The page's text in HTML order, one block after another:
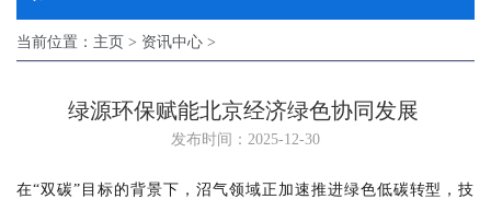
当前位置： 主页 > 资讯中心 >
绿源环保赋能北京经济绿色协同发展
发布时间：2025-12-30
在“双碳”目标的背景下， 沼气领域正加速推进绿色低碳转型，技